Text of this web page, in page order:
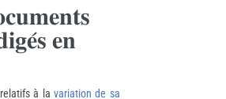
𝐞𝐧
à la variation de sa